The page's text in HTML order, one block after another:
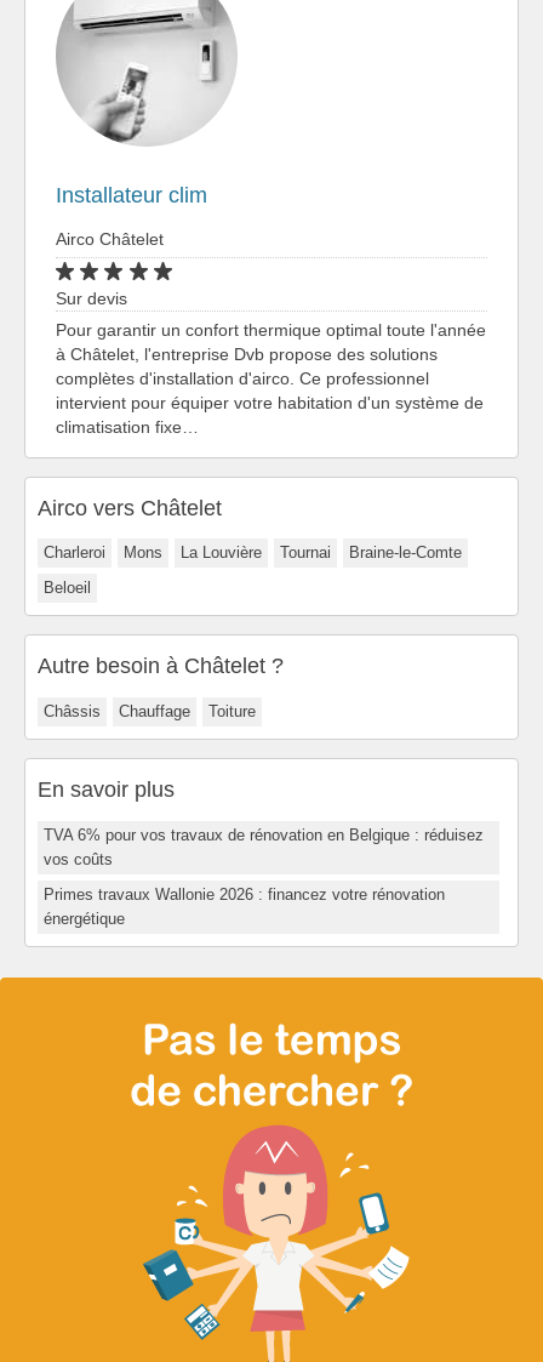
Installateur clim
Airco Châtelet
Sur devis
Pour garantir un confort thermique optimal toute l'année
à Châtelet, l'entreprise Dvb propose des solutions
complètes d'installation d'airco. Ce professionnel
intervient pour équiper votre habitation d'un système de
climatisation fixe…
Airco vers Châtelet
Charleroi Mons La Louvière Tournai
Braine-le-Comte
Beloeil
Autre besoin à Châtelet ?
Châssis Chauffage Toiture
En savoir plus
TVA 6% pour vos travaux de rénovation en Belgique : réduisez
vos coûts
Primes travaux Wallonie 2026 : financez votre rénovation
énergétique